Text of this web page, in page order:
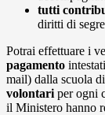
tutti
diritti di
Potrai effettuare i
pagamento
mail) dalla scuola
volontari per ogni
il Ministero hanno